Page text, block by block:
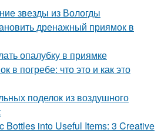
звезды из Вологды
дренажный приямок в
опалубку в приямке
в погребе: что это и как это
поделок из воздушного
Bottles into Useful Items: 3 Creative